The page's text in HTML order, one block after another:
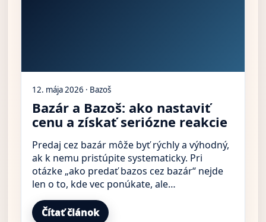
12. mája 2026 · Bazoš
Bazár a Bazoš: ako nastaviť
cenu a získať seriózne reakcie
Predaj cez bazár môže byť rýchly a výhodný,
ak k nemu pristúpite systematicky. Pri
otázke „ako predať bazos cez bazár“ nejde
len o to, kde vec ponúkate, ale…
Čítať článok